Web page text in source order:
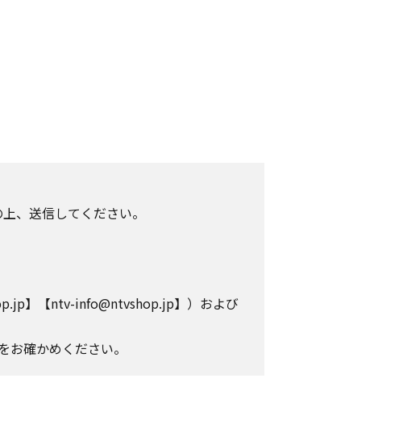
、送信してください。
】【ntv-info@ntvshop.jp】）および
確かめください。